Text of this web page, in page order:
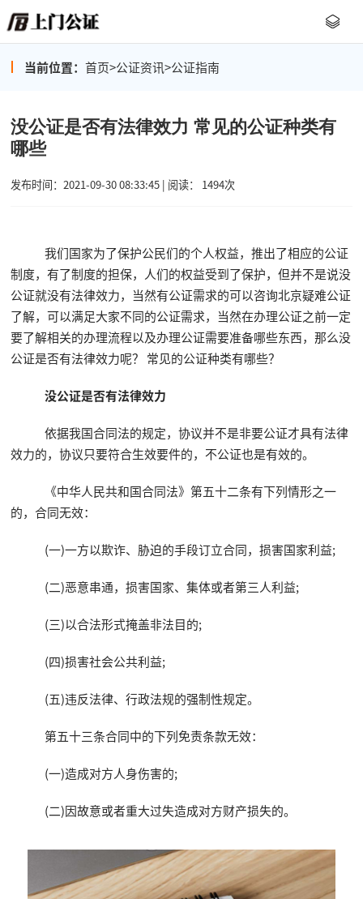
当前位置： 首页>公证资讯>公证指南
没公证是否有法律效力 常见的公证种类有
哪些
发布时间：2021-09-30 08:33:45 | 阅读： 1494次
我们国家为了保护公民们的个人权益，推出了相应的公证
制度，有了制度的担保，人们的权益受到了保护，但并不是说没
公证就没有法律效力，当然有公证需求的可以咨询北京疑难公证
了解，可以满足大家不同的公证需求，当然在办理公证之前一定
要了解相关的办理流程以及办理公证需要准备哪些东西，那么没
公证是否有法律效力呢？ 常见的公证种类有哪些？
没公证是否有法律效力
依据我国合同法的规定，协议并不是非要公证才具有法律
效力的，协议只要符合生效要件的，不公证也是有效的。
《中华人民共和国合同法》第五十二条有下列情形之一
的，合同无效：
(一)一方以欺诈、胁迫的手段订立合同，损害国家利益;
(二)恶意串通，损害国家、集体或者第三人利益;
(三)以合法形式掩盖非法目的;
(四)损害社会公共利益;
(五)违反法律、行政法规的强制性规定。
第五十三条合同中的下列免责条款无效：
(一)造成对方人身伤害的;
(二)因故意或者重大过失造成对方财产损失的。